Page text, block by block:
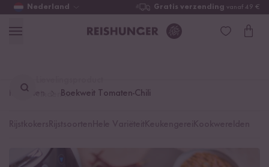
Nederland Gratis verzending vanaf 49 €
vinden ...
Recepten Boekweit Tomaten-Chili